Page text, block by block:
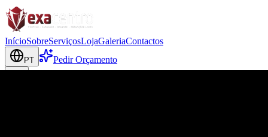
InícioSobreServiçosLojaGaleriaContactos
PT Pedir Orçamento